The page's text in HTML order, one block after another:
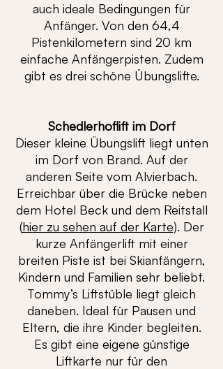
auch ideale Bedingungen für
Anfänger. Von den 64,4
Pistenkilometern sind 20 km
einfache Anfängerpisten. Zudem
gibt es drei schöne Übungslifte.
Schedlerhoflift im Dorf
Dieser kleine Übungslift liegt unten
im Dorf von Brand. Auf der
anderen Seite vom Alvierbach.
Erreichbar über die Brücke neben
dem Hotel Beck und dem Reitstall
(hier zu sehen auf der Karte). Der
kurze Anfängerlift mit einer
breiten Piste ist bei Skianfängern,
Kindern und Familien sehr beliebt.
Tommy’s Liftstüble liegt gleich
daneben. Ideal für Pausen und
Eltern, die ihre Kinder begleiten.
Es gibt eine eigene günstige
Liftkarte nur für den